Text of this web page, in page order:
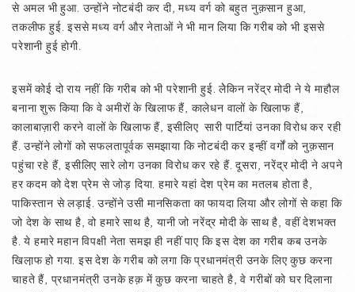
से अमल भी हुआ. उन्होंने नोटबंदी कर दी, मध्य वर्ग को बहुत नुक़सान हुआ,
तकलीफ हुई. इससे मध्य वर्ग और नेताओं ने भी मान लिया कि गरीब को भी इससे
परेशानी हुई होगी.
इसमें कोई दो राय नहीं कि गरीब को भी परेशानी हुई. लेेकिन नरेंद्र मोदी ने ये माहौल
बनाना शुरू किया कि वे अमीरों के खिलाफ हैं, कालेधन वालों के खिलाफ हैं,
कालाबाज़ारी करने वालों के खिलाफ हैं, इसीलिए सारी पार्टियां उनका विरोध कर रही
हैं. उन्होंने लोगों को सफलतापूर्वक समझाया कि नोटबंदी कर इन्हीं वर्गों को नुक़सान
पहुंचा रहे हैं, इसीलिए सारे लोग उनका विरोध कर रहे हैं. दूसरा, नरेंद्र मोदी ने अपने
हर कदम को देश प्रेम से जोड़ दिया. हमारे यहां देश प्रेम का मतलब होता है,
पाकिस्तान से लड़ाई. उन्होंने उसी मानसिकता का फायदा लिया और लोगों से कहा कि
जो देश के साथ है, वो हमारे साथ है, यानी जो नरेंद्र मोदी के साथ है, वहीं देशभक्त
है. ये हमारे महान विपक्षी नेता समझ ही नहीं पाए कि इस देश का गरीब कब उनके
खिला़फ हो गया. इस देश के गरीब को लगा कि प्रधानमंत्री उनके लिए कुछ करना
चाहते हैं, प्रधानमंत्री उनके हक़ में कुछ करना चाहते है, वे गरीबों को घर दिलाना